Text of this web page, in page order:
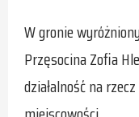
W gronie
Przęsocina Zofia
działalność na